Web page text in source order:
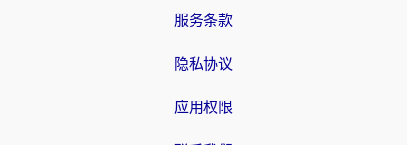
服务条款
隐私协议
应用权限